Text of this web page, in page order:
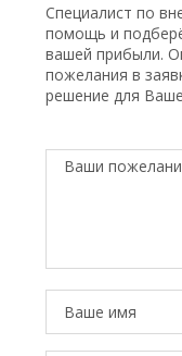
Специалист по
помощь и
вашей прибыли.
пожелания в
решение для